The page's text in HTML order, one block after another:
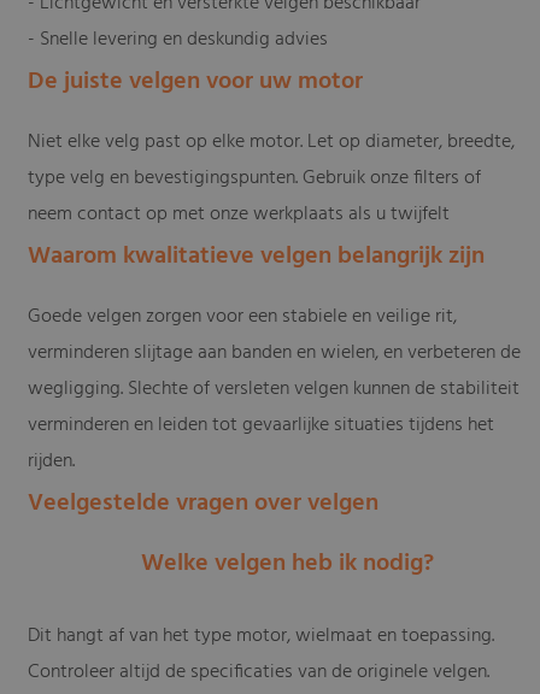
- Snelle levering en deskundig advies
De juiste velgen voor uw motor
Niet elke velg past op elke motor. Let op diameter, breedte,
type velg en bevestigingspunten. Gebruik onze filters of
neem contact op met onze werkplaats als u twijfelt
Waarom kwalitatieve velgen belangrijk zijn
Goede velgen zorgen voor een stabiele en veilige rit,
verminderen slijtage aan banden en wielen, en verbeteren de
wegligging. Slechte of versleten velgen kunnen de stabiliteit
verminderen en leiden tot gevaarlijke situaties tijdens het
rijden.
Veelgestelde vragen over velgen
Welke velgen heb ik nodig?
Dit hangt af van het type motor, wielmaat en toepassing.
Controleer altijd de specificaties van de originele velgen.